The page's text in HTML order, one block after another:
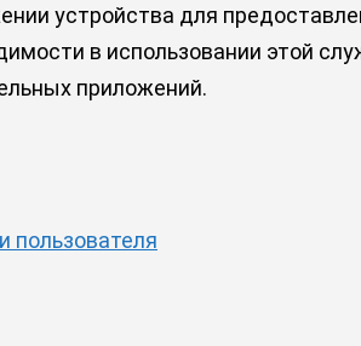
устройства для
в использовании этой
приложений.
пользователя